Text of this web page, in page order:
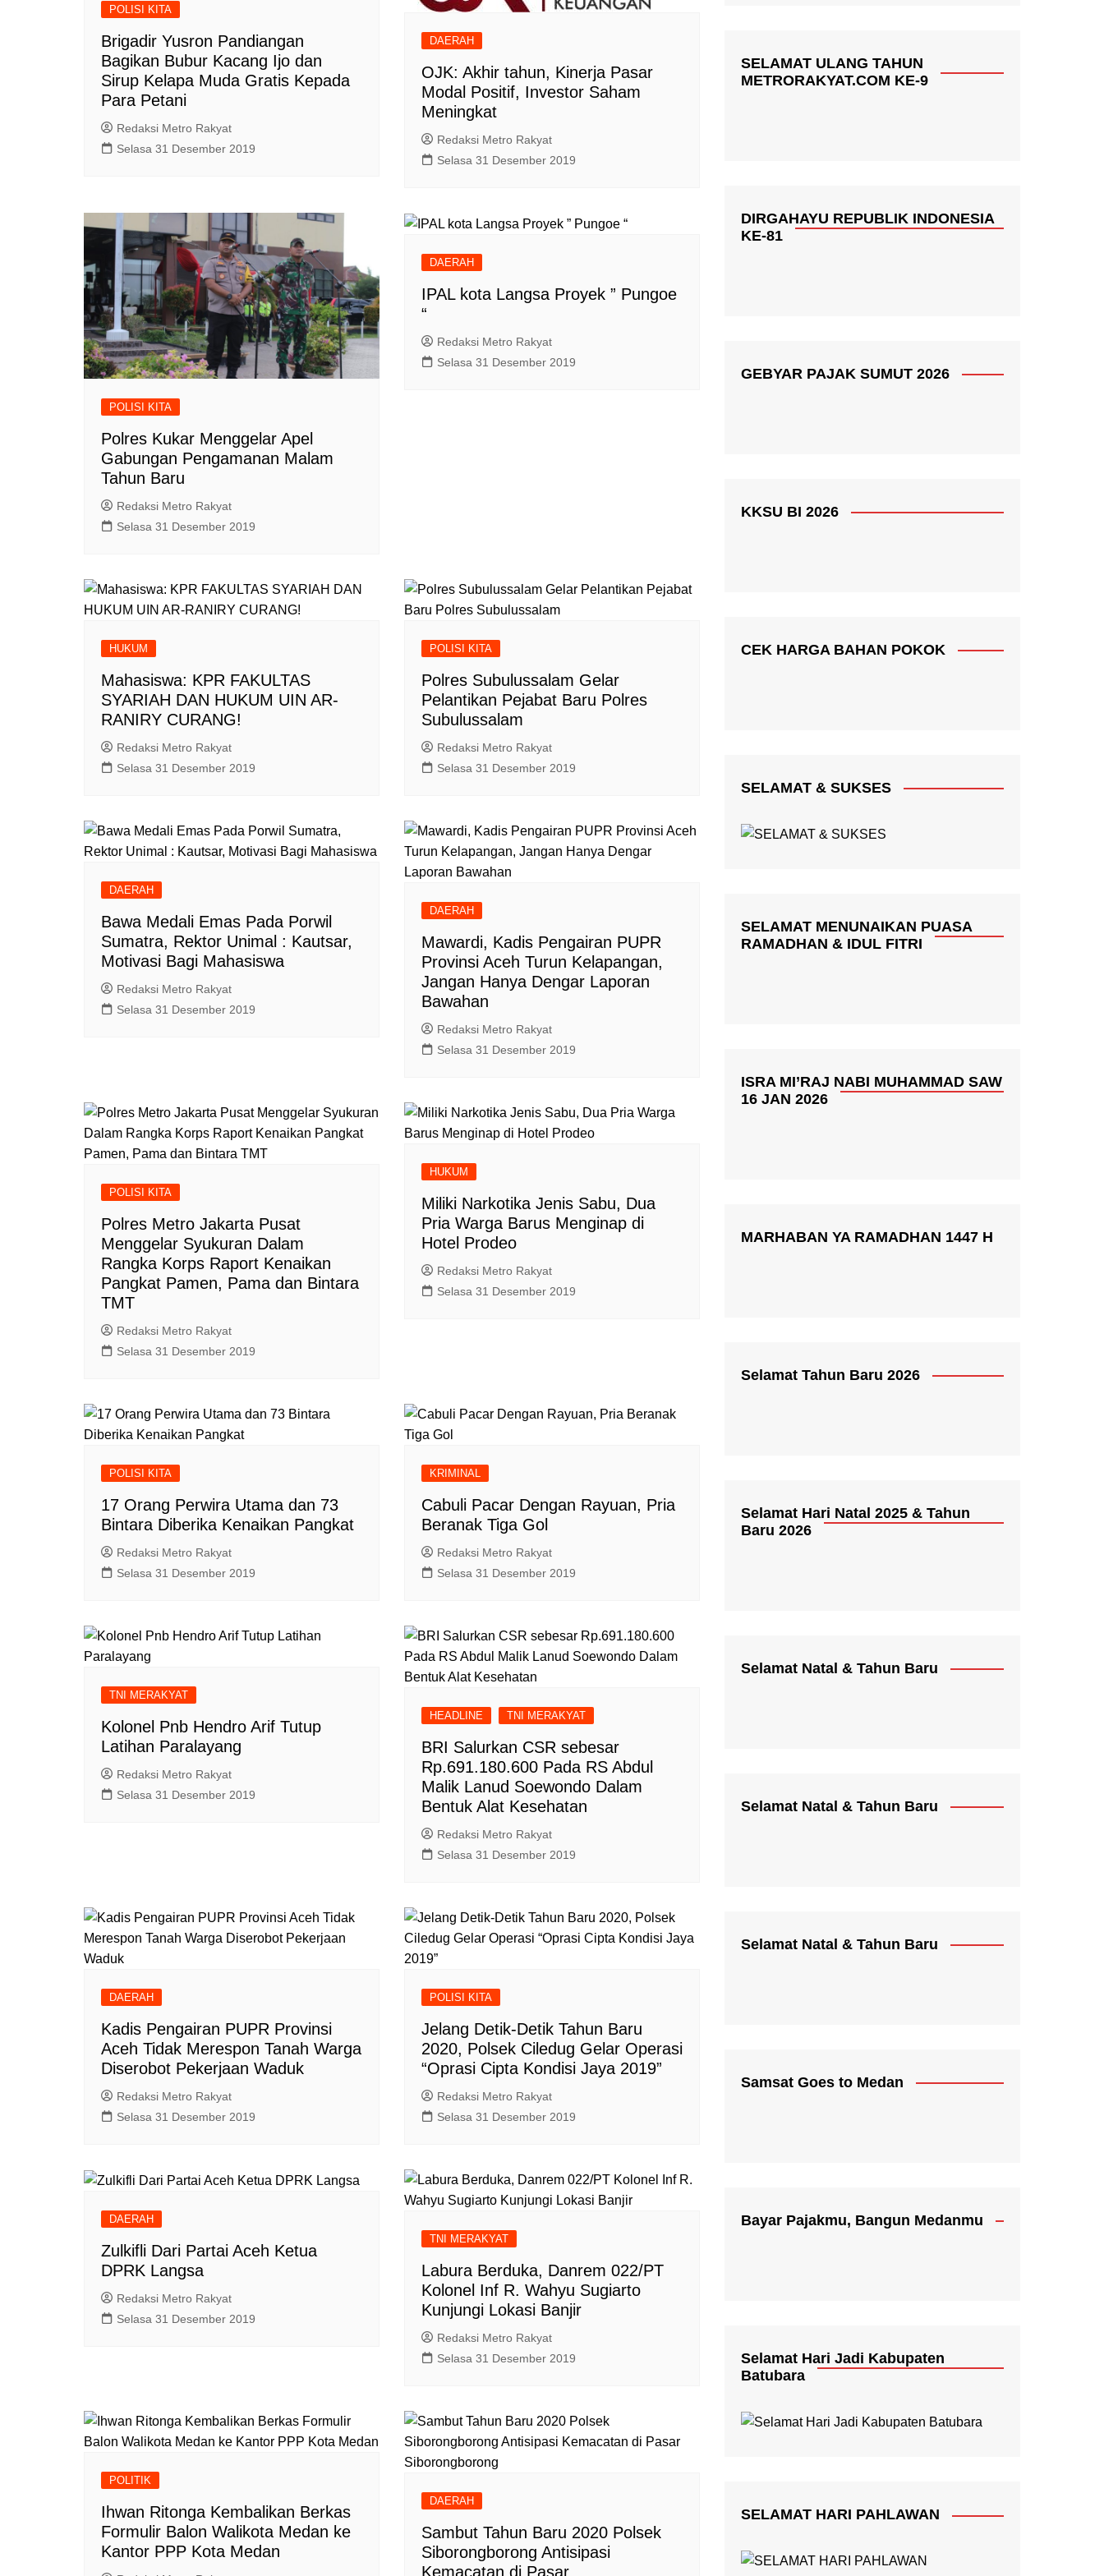
Samosir
TNI Merakyat
POLISI KITA
Brigadir Yusron Pandiangan
Bagikan Bubur Kacang Ijo dan
Sirup Kelapa Muda Gratis Kepada
Para Petani
Redaksi Metro Rakyat
Selasa 31 Desember 2019
DAERAH
OJK: Akhir tahun, Kinerja Pasar
Modal Positif, Investor Saham
Meningkat
Redaksi Metro Rakyat
Selasa 31 Desember 2019
POLISI KITA
Polres Kukar Menggelar Apel
Gabungan Pengamanan Malam
Tahun Baru
Redaksi Metro Rakyat
Selasa 31 Desember 2019
DAERAH
IPAL kota Langsa Proyek ” Pungoe
“
Redaksi Metro Rakyat
Selasa 31 Desember 2019
HUKUM
Mahasiswa: KPR FAKULTAS
SYARIAH DAN HUKUM UIN AR-
RANIRY CURANG!
Redaksi Metro Rakyat
Selasa 31 Desember 2019
POLISI KITA
Polres Subulussalam Gelar
Pelantikan Pejabat Baru Polres
Subulussalam
Redaksi Metro Rakyat
Selasa 31 Desember 2019
DAERAH
Bawa Medali Emas Pada Porwil
Sumatra, Rektor Unimal : Kautsar,
Motivasi Bagi Mahasiswa
Redaksi Metro Rakyat
Selasa 31 Desember 2019
DAERAH
Mawardi, Kadis Pengairan PUPR
Provinsi Aceh Turun Kelapangan,
Jangan Hanya Dengar Laporan
Bawahan
Redaksi Metro Rakyat
Selasa 31 Desember 2019
POLISI KITA
Polres Metro Jakarta Pusat
Menggelar Syukuran Dalam
Rangka Korps Raport Kenaikan
Pangkat Pamen, Pama dan Bintara
TMT
Redaksi Metro Rakyat
Selasa 31 Desember 2019
HUKUM
Miliki Narkotika Jenis Sabu, Dua
Pria Warga Barus Menginap di
Hotel Prodeo
Redaksi Metro Rakyat
Selasa 31 Desember 2019
POLISI KITA
17 Orang Perwira Utama dan 73
Bintara Diberika Kenaikan Pangkat
Redaksi Metro Rakyat
Selasa 31 Desember 2019
KRIMINAL
Cabuli Pacar Dengan Rayuan, Pria
Beranak Tiga Gol
Redaksi Metro Rakyat
Selasa 31 Desember 2019
TNI MERAKYAT
Kolonel Pnb Hendro Arif Tutup
Latihan Paralayang
Redaksi Metro Rakyat
Selasa 31 Desember 2019
HEADLINE TNI MERAKYAT
BRI Salurkan CSR sebesar
Rp.691.180.600 Pada RS Abdul
Malik Lanud Soewondo Dalam
Bentuk Alat Kesehatan
Redaksi Metro Rakyat
Selasa 31 Desember 2019
DAERAH
Kadis Pengairan PUPR Provinsi
Aceh Tidak Merespon Tanah Warga
Diserobot Pekerjaan Waduk
Redaksi Metro Rakyat
Selasa 31 Desember 2019
POLISI KITA
Jelang Detik-Detik Tahun Baru
2020, Polsek Ciledug Gelar Operasi
“Oprasi Cipta Kondisi Jaya 2019”
Redaksi Metro Rakyat
Selasa 31 Desember 2019
DAERAH
Zulkifli Dari Partai Aceh Ketua
DPRK Langsa
Redaksi Metro Rakyat
Selasa 31 Desember 2019
TNI MERAKYAT
Labura Berduka, Danrem 022/PT
Kolonel Inf R. Wahyu Sugiarto
Kunjungi Lokasi Banjir
Redaksi Metro Rakyat
Selasa 31 Desember 2019
POLITIK
Ihwan Ritonga Kembalikan Berkas
Formulir Balon Walikota Medan ke
Kantor PPP Kota Medan
DAERAH
Sambut Tahun Baru 2020 Polsek
Siborongborong Antisipasi
Kemacatan di Pasar
SELAMAT ULANG TAHUN
METRORAKYAT.COM KE-9
DIRGAHAYU REPUBLIK INDONESIA
KE-81
GEBYAR PAJAK SUMUT 2026
KKSU BI 2026
CEK HARGA BAHAN POKOK
SELAMAT & SUKSES
SELAMAT MENUNAIKAN PUASA
RAMADHAN & IDUL FITRI
ISRA MI’RAJ NABI MUHAMMAD SAW
16 JAN 2026
MARHABAN YA RAMADHAN 1447 H
Selamat Tahun Baru 2026
Selamat Hari Natal 2025 & Tahun
Baru 2026
Selamat Natal & Tahun Baru
Selamat Natal & Tahun Baru
Selamat Natal & Tahun Baru
Samsat Goes to Medan
Bayar Pajakmu, Bangun Medanmu
Selamat Hari Jadi Kabupaten
Batubara
SELAMAT HARI PAHLAWAN